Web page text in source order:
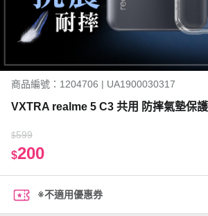
商品編號：1204706 | UA1900030317
VXTRA realme 5 C3 共用 防摔氣墊保
$599
$200
※不適用優惠券